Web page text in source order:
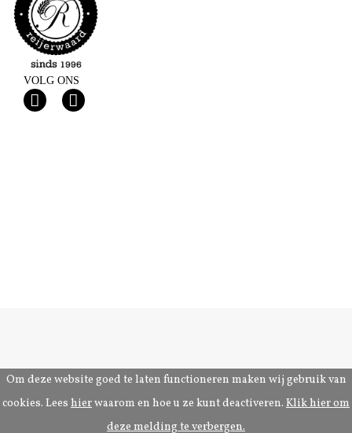
Om deze website goed te laten functioneren maken wij gebruik van
cookies. Lees hierwaarom en hoe u ze kunt deactiveren. Klik hier om
deze melding te verbergen.
VOLG ONS